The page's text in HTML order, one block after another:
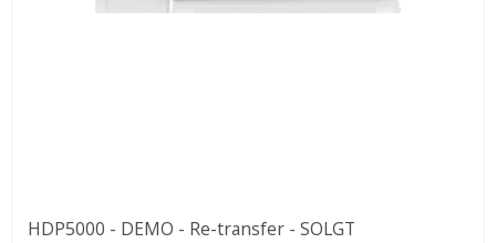
HDP5000 - DEMO - Re-transfer - SOLGT